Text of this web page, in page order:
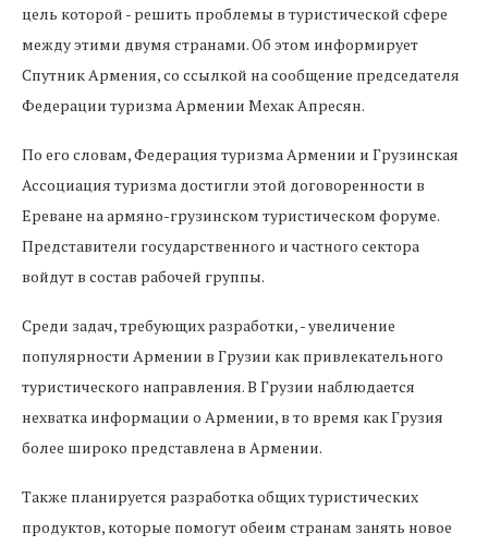
цель которой - решить проблемы в туристической сфере
между этими двумя странами. Об этом информирует
Спутник Армения, со ссылкой на сообщение председателя
Федерации туризма Армении Мехак Апресян.
По его словам, Федерация туризма Армении и Грузинская
Ассоциация туризма достигли этой договоренности в
Ереване на армяно-грузинском туристическом форуме.
Представители государственного и частного сектора
войдут в состав рабочей группы.
Среди задач, требующих разработки, - увеличение
популярности Армении в Грузии как привлекательного
туристического направления. В Грузии наблюдается
нехватка информации о Армении, в то время как Грузия
более широко представлена в Армении.
Также планируется разработка общих туристических
продуктов, которые помогут обеим странам занять новое